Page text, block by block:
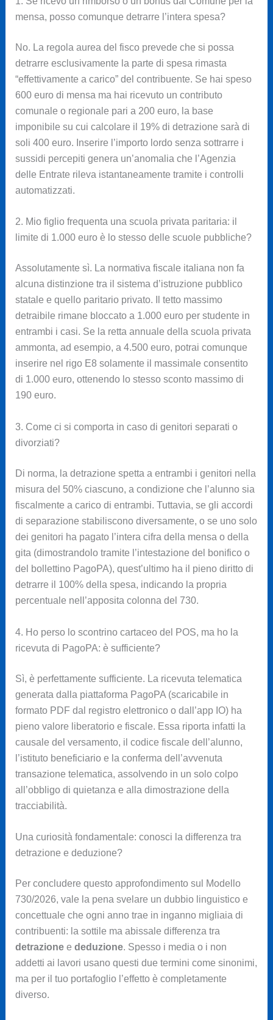
mensa, posso comunque detrarre l’intera spesa?
No. La regola aurea del fisco prevede che si possa
detrarre esclusivamente la parte di spesa rimasta
“effettivamente a carico” del contribuente. Se hai speso
600 euro di mensa ma hai ricevuto un contributo
comunale o regionale pari a 200 euro, la base
imponibile su cui calcolare il 19% di detrazione sarà di
soli 400 euro. Inserire l’importo lordo senza sottrarre i
sussidi percepiti genera un’anomalia che l’Agenzia
delle Entrate rileva istantaneamente tramite i controlli
automatizzati.
2. Mio figlio frequenta una scuola privata paritaria: il
limite di 1.000 euro è lo stesso delle scuole pubbliche?
Assolutamente sì. La normativa fiscale italiana non fa
alcuna distinzione tra il sistema d’istruzione pubblico
statale e quello paritario privato. Il tetto massimo
detraibile rimane bloccato a 1.000 euro per studente in
entrambi i casi. Se la retta annuale della scuola privata
ammonta, ad esempio, a 4.500 euro, potrai comunque
inserire nel rigo E8 solamente il massimale consentito
di 1.000 euro, ottenendo lo stesso sconto massimo di
190 euro.
3. Come ci si comporta in caso di genitori separati o
divorziati?
Di norma, la detrazione spetta a entrambi i genitori nella
misura del 50% ciascuno, a condizione che l’alunno sia
fiscalmente a carico di entrambi. Tuttavia, se gli accordi
di separazione stabiliscono diversamente, o se uno solo
dei genitori ha pagato l’intera cifra della mensa o della
gita (dimostrandolo tramite l’intestazione del bonifico o
del bollettino PagoPA), quest’ultimo ha il pieno diritto di
detrarre il 100% della spesa, indicando la propria
percentuale nell’apposita colonna del 730.
4. Ho perso lo scontrino cartaceo del POS, ma ho la
ricevuta di PagoPA: è sufficiente?
Sì, è perfettamente sufficiente. La ricevuta telematica
generata dalla piattaforma PagoPA (scaricabile in
formato PDF dal registro elettronico o dall’app IO) ha
pieno valore liberatorio e fiscale. Essa riporta infatti la
causale del versamento, il codice fiscale dell’alunno,
l’istituto beneficiario e la conferma dell’avvenuta
transazione telematica, assolvendo in un solo colpo
all’obbligo di quietanza e alla dimostrazione della
tracciabilità.
Una curiosità fondamentale: conosci la differenza tra
detrazione e deduzione?
Per concludere questo approfondimento sul Modello
730/2026, vale la pena svelare un dubbio linguistico e
concettuale che ogni anno trae in inganno migliaia di
contribuenti: la sottile ma abissale differenza tra
detrazionee deduzione. Spesso i media o i non
addetti ai lavori usano questi due termini come sinonimi,
ma per il tuo portafoglio l’effetto è completamente
diverso.